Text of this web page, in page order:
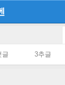
글 3추글